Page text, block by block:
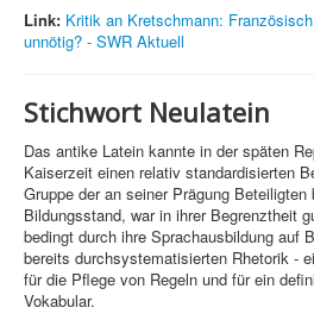
Link: Kritik an Kretschmann:
unnötig? - SWR Aktuell
Stichwort Neulatein
Das antike Latein kannte in der späten
Kaiserzeit einen relativ standardisierten
Gruppe der an seiner Prägung
Bildungsstand, war in ihrer Begrenztheit
bedingt durch ihre Sprachausbildung auf
bereits durchsystematisierten Rhetorik -
für die Pflege von Regeln und für ein
Vokabular.